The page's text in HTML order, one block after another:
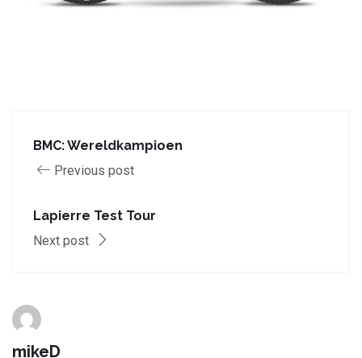
BMC: Wereldkampioen
Previous post
Lapierre Test Tour
Next post
mikeD